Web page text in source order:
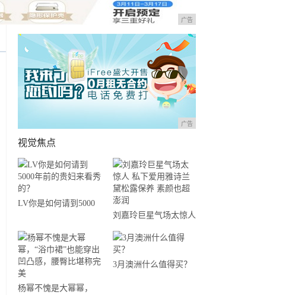
广告
广告
视觉焦点
LV你是如何请到5000
刘嘉玲巨星气场太惊人
私下爱用雅诗兰黛松露
保养 素颜也超澎润
杨幂不愧是大幂幂，
3月澳洲什么值得买？